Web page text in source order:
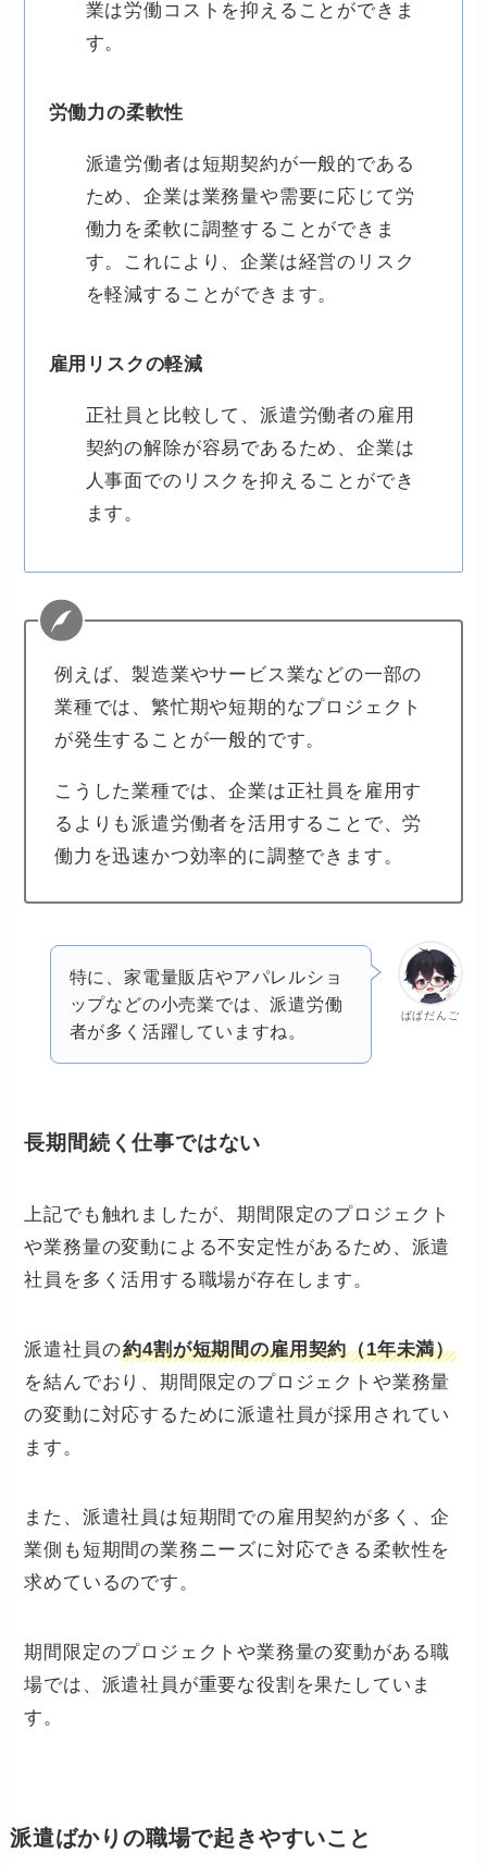
業は労働コストを抑えることができま
す。
労働力の柔軟性
派遣労働者は短期契約が一般的である
ため、企業は業務量や需要に応じて労
働力を柔軟に調整することができま
す。これにより、企業は経営のリスク
を軽減することができます。
雇用リスクの軽減
正社員と比較して、派遣労働者の雇用
契約の解除が容易であるため、企業は
人事面でのリスクを抑えることができ
ます。
例えば、製造業やサービス業などの一部の
業種では、繁忙期や短期的なプロジェクト
が発生することが一般的です。
こうした業種では、企業は正社員を雇用す
るよりも派遣労働者を活用することで、労
働力を迅速かつ効率的に調整できます。
ぱぱだんご
特に、家電量販店やアパレルショ
ップなどの小売業では、派遣労働
者が多く活躍していますね。
長期間続く仕事ではない
上記でも触れましたが、期間限定のプロジェクト
や業務量の変動による不安定性があるため、派遣
社員を多く活用する職場が存在します。
派遣社員の約4割が短期間の雇用契約（1年未満）
を結んでおり、期間限定のプロジェクトや業務量
の変動に対応するために派遣社員が採用されてい
ます。
また、派遣社員は短期間での雇用契約が多く、企
業側も短期間の業務ニーズに対応できる柔軟性を
求めているのです。
期間限定のプロジェクトや業務量の変動がある職
場では、派遣社員が重要な役割を果たしていま
す。
派遣ばかりの職場で起きやすいこと